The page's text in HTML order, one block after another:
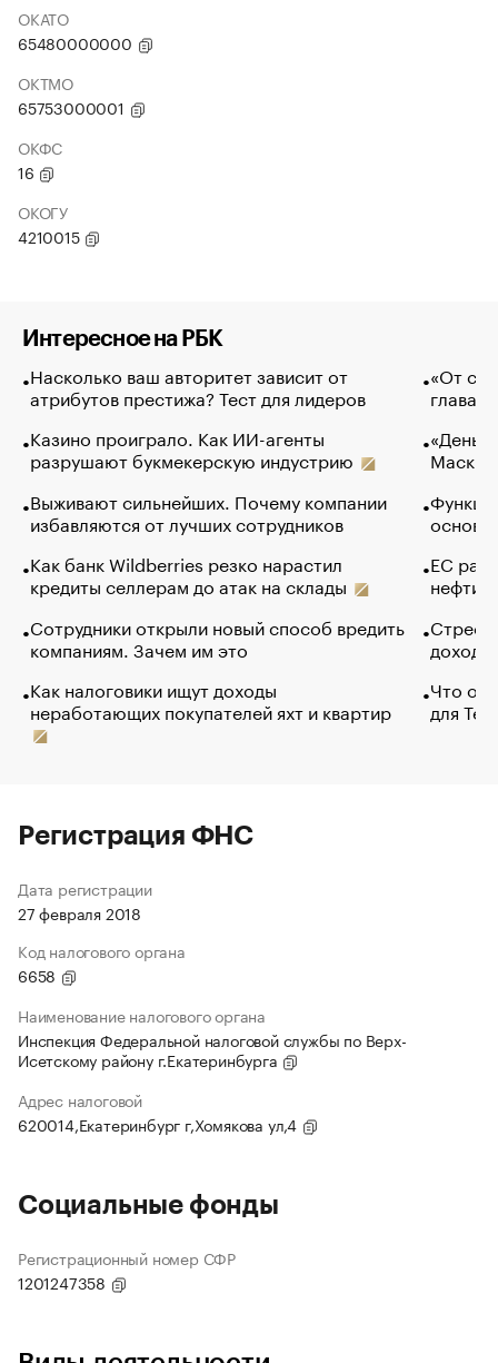
ОКАТО
65480000000
ОКТМО
65753000001
ОКФС
16
ОКОГУ
4210015
Интересное на РБК
Насколько ваш авторитет зависит от
атрибутов престижа? Тест для лидеров
Казино проиграло. Как ИИ-агенты
разрушают букмекерскую индустрию
Выживают сильнейших. Почему компании
избавляются от лучших сотрудников
Как банк Wildberries резко нарастил
кредиты селлерам до атак на склады
Сотрудники открыли новый способ вредить
компаниям. Зачем им это
Как налоговики ищут доходы
неработающих покупателей яхт и квартир
«От
глава
Маск в
основ
ЕС
нефти
Что
для
Регистрация ФНС
Дата регистрации
27 февраля 2018
Код налогового органа
6658
Наименование налогового органа
Инспекция Федеральной налоговой службы по Верх-
Исетскому району г.Екатеринбурга
Адрес налоговой
620014,Екатеринбург г,Хомякова ул,4
Социальные фонды
Регистрационный номер СФР
1201247358